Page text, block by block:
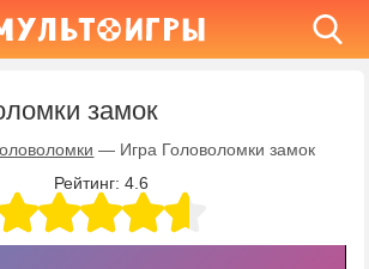
замок
— Игра Головоломки замок
Рейтинг: 4.6